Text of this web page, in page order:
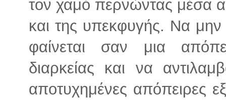
τον χαμό περνώντας μέσα
και της υπεκφυγής. Να
φαίνεται σαν μια
διαρκείας και να
αποτυχημένες απόπειρες